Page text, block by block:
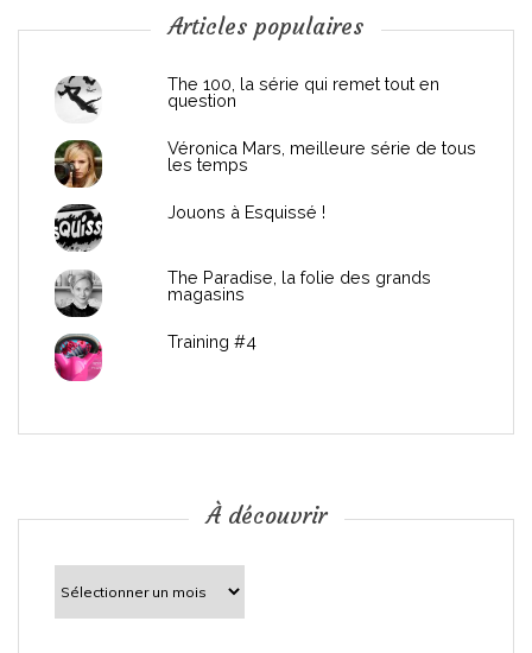
Articles populaires
The 100, la série qui remet tout en
question
Véronica Mars, meilleure série de tous
les temps
Jouons à Esquissé !
The Paradise, la folie des grands
magasins
Training #4
À découvrir
À
découvrir